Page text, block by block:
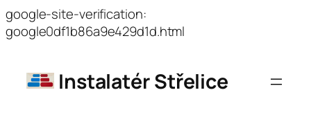
google-site-verification:
google0df1b86a9e429d1d.html
Instalatér Střelice